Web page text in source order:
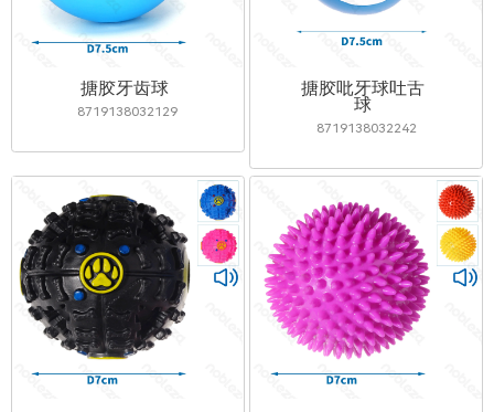
搪胶牙齿球
8719138032129
搪胶吡牙球吐舌
球
8719138032242